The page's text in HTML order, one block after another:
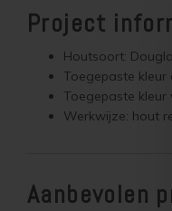
Project
Houtsoort:
Toegepaste kleur
Toegepaste kleur
Werkwijze: hout
Aanbevolen